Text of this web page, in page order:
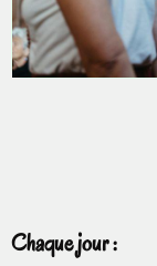
Chaque jour :